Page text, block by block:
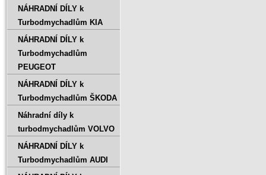
NÁHRADNÍ DÍLY k
Turbodmychadlům KIA
NÁHRADNÍ DÍLY k
Turbodmychadlům
PEUGEOT
NÁHRADNÍ DÍLY k
Turbodmychadlům ŠKODA
Náhradní díly k
turbodmychadlům VOLVO
NÁHRADNÍ DÍLY k
Turbodmychadlům AUDI